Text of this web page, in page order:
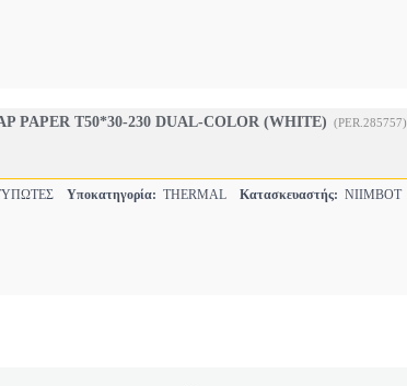
PAPER T50*30-230 DUAL-COLOR (WHITE) (PER.285757)
Υποκατηγορία: THERMAL Κατασκευαστής: NIIMBOT